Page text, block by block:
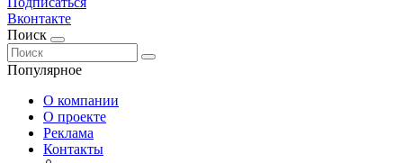
Вконтакте
Поиск
Популярное
О компании
О проекте
Реклама
Контакты